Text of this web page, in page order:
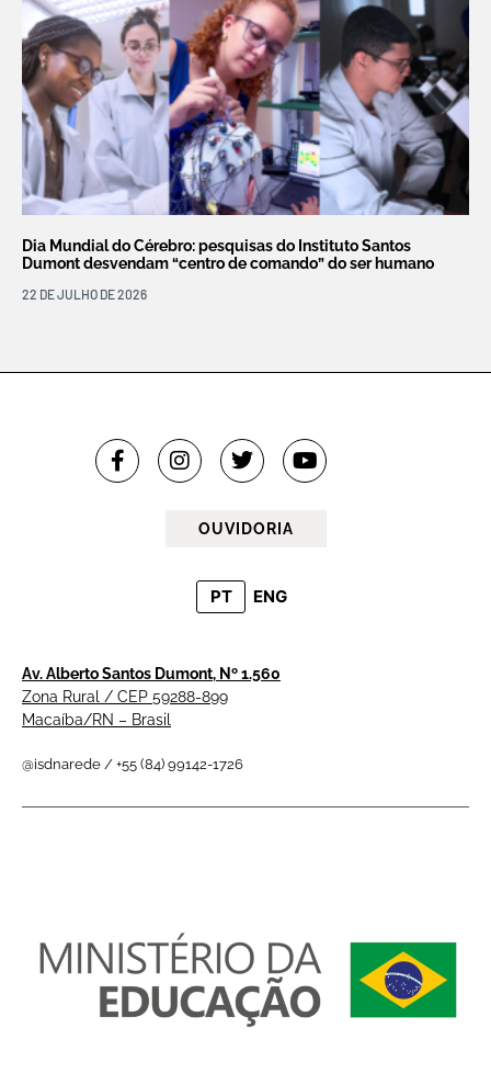
Dia Mundial do Cérebro: pesquisas do Instituto Santos
Dumont desvendam “centro de comando” do ser humano
22 DE JULHO DE 2026
OUVIDORIA
PT ENG
Av. Alberto Santos Dumont, Nº 1.560
Zona Rural / CEP 59288-899
Macaíba/RN – Brasil
@isdnarede / +55 (84) 99142-1726